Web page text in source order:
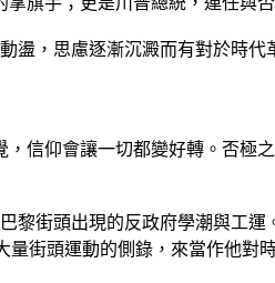
，思慮逐漸沉澱而有對於時
信仰會讓一切都變好轉。否極
街頭出現的反政府學潮與工
量街頭運動的側錄，來當作他